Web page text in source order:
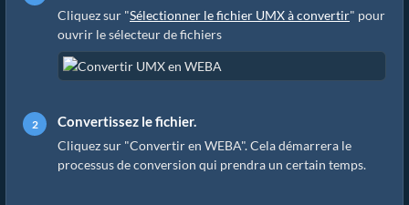
Cliquez sur "Sélectionner le fichier UMX à convertir" pour
ouvrir le sélecteur de fichiers
Convertissez le fichier.
Cliquez sur "Convertir en WEBA". Cela démarrera le
processus de conversion qui prendra un certain temps.